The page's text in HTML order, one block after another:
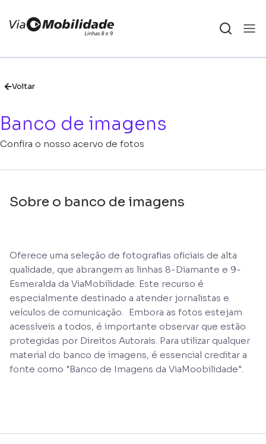
Voltar
Banco de imagens
Confira o nosso acervo de fotos
Sobre o banco de imagens
Oferece uma seleção de fotografias oficiais de alta
qualidade, que abrangem as linhas 8-Diamante e 9-
Esmeralda da ViaMobilidade. Este recurso é
especialmente destinado a atender jornalistas e
veículos de comunicação. Embora as fotos estejam
acessíveis a todos, é importante observar que estão
protegidas por Direitos Autorais. Para utilizar qualquer
material do banco de imagens, é essencial creditar a
fonte como "Banco de Imagens da ViaMoobilidade".